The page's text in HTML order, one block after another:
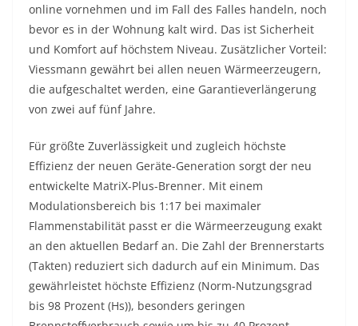
online vornehmen und im Fall des Falles handeln, noch
bevor es in der Wohnung kalt wird. Das ist Sicherheit
und Komfort auf höchstem Niveau. Zusätzlicher Vorteil:
Viessmann gewährt bei allen neuen Wärmeerzeugern,
die aufgeschaltet werden, eine Garantieverlängerung
von zwei auf fünf Jahre.
Für größte Zuverlässigkeit und zugleich höchste
Effizienz der neuen Geräte-Generation sorgt der neu
entwickelte MatriX-Plus-Brenner. Mit einem
Modulationsbereich bis 1:17 bei maximaler
Flammenstabilität passt er die Wärmeerzeugung exakt
an den aktuellen Bedarf an. Die Zahl der Brennerstarts
(Takten) reduziert sich dadurch auf ein Minimum. Das
gewährleistet höchste Effizienz (Norm-Nutzungsgrad
bis 98 Prozent (Hs)), besonders geringen